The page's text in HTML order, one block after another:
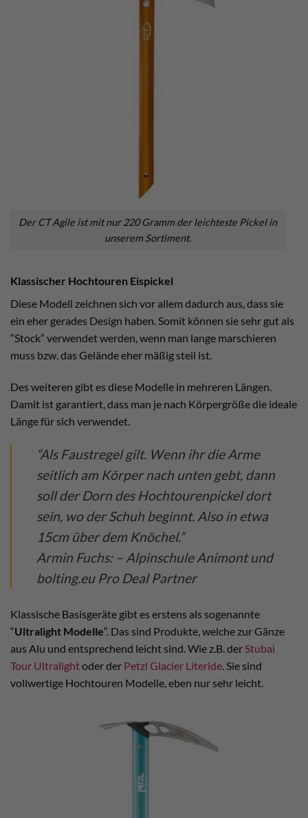
Der CT Agile ist mit nur 220 Gramm der leichteste Pickel in
unserem Sortiment.
Klassischer Hochtouren Eispickel
Diese Modell zeichnen sich vor allem dadurch aus, dass sie
ein eher gerades Design haben. Somit können sie sehr gut als
“Stock” verwendet werden, wenn man lange marschieren
muss bzw. das Gelände eher mäßig steil ist.
Des weiteren gibt es diese Modelle in mehreren Längen.
Damit ist garantiert, dass man je nach Körpergröße die ideale
Länge für sich verwendet.
“Als Faustregel gilt. Wenn ihr die Arme
seitlich am Körper nach unten gebt, dann
soll der Dorn des Hochtourenpickel dort
sein, wo der Schuh beginnt. Also in etwa
15cm über dem Knöchel.”
Armin Fuchs: – Alpinschule Animont und
bolting.eu Pro Deal Partner
Klassische Basisgeräte gibt es erstens als sogenannte
“Ultralight Modelle“. Das sind Produkte, welche zur Gänze
aus Alu und entsprechend leicht sind. Wie z.B. derStubai
Tour Ultralightoder der Petzl Glacier Literide. Sie sind
vollwertige Hochtouren Modelle, eben nur sehr leicht.